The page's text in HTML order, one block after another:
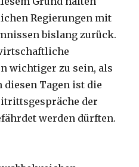
Regierungen mit
bislang zurück.
wichtiger zu sein, als
diesen Tagen ist die
der
werden dürften.